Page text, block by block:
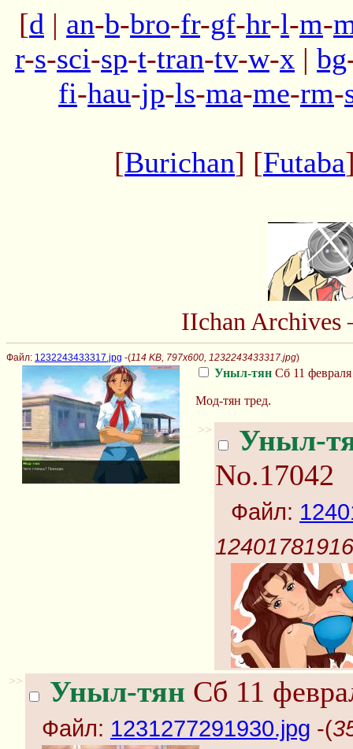
[d | an-b-bro-fr-gf-hr-l-m-
r-s-sci-sp-t-tran-tv-w-x | bg
fi-hau-jp-ls-ma-me-rm-
[Burichan] [Futaba
IIchan
Файл: 1232243433317.jpg -(114 KB, 797x600, 1232243433317.jpg)
Уныл-тян Сб 11
Мод-тян тред.
>>
Уныл-
No.17042
Файл:
>> Уныл-тян Сб 11
Файл: 1231277291930.jpg -(